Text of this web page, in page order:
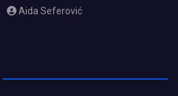
Aida Seferović